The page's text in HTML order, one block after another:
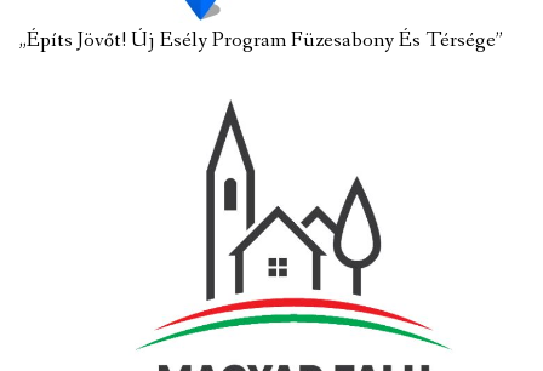
„Építs Jövőt! Új Esély Program Füzesabony És Térsége”